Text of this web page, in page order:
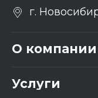
г.
О компании
Услуги